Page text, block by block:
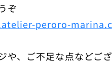
ぞ
peroro-
や、ご不足な点などご